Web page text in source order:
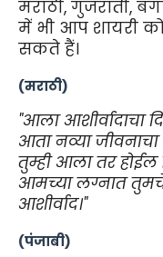
मराठी, गुजराती,
में भी आप शायरी
सकते हैं।
(मराठी)
"आला आशीर्वादाचा
आता नव्या जीवनाचा
तुम्ही आला तर होईल
आमच्या लग्नात
आशीर्वाद।"
(पंजाबी)